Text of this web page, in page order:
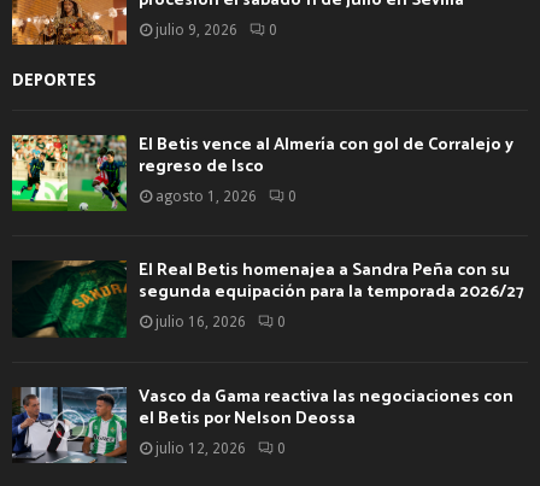
julio 9, 2026 0
DEPORTES
El Betis vence al Almería con gol de Corralejo y
regreso de Isco
agosto 1, 2026 0
El Real Betis homenajea a Sandra Peña con su
segunda equipación para la temporada 2026/27
julio 16, 2026 0
Vasco da Gama reactiva las negociaciones con
el Betis por Nelson Deossa
julio 12, 2026 0